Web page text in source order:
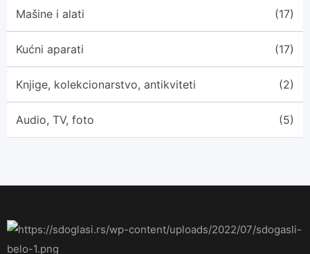
Mašine i alati (17)
Kućni aparati (17)
Knjige, kolekcionarstvo, antikviteti (2)
Audio, TV, foto (5)